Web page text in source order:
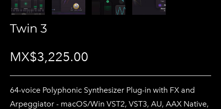
Twin 3
MX$3,225.00
64-voice Polyphonic Synthesizer Plug-in with FX and
Arpeggiator - macOS/Win VST2, VST3, AU, AAX Native,